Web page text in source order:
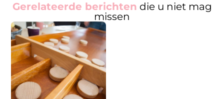
Gerelateerde berichten die u niet mag
missen